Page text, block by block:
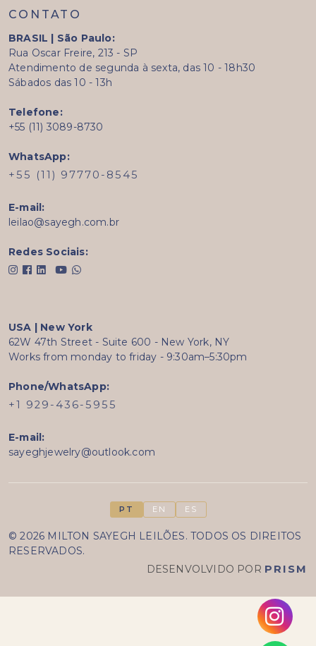
CONTATO
BRASIL | São Paulo:
Rua Oscar Freire, 213 - SP
Atendimento de segunda à sexta, das 10 - 18h30
Sábados das 10 - 13h
Telefone:
+55 (11) 3089-8730
WhatsApp:
+55 (11) 97770-8545
E-mail:
leilao@sayegh.com.br
Redes Sociais:
USA | New York
62W 47th Street - Suite 600 - New York, NY
Works from monday to friday - 9:30am–5:30pm
Phone/WhatsApp:
+1 929-436-5955
E-mail:
sayeghjewelry@outlook.com
PT EN ES
© 2026 MILTON SAYEGH LEILÕES. TODOS OS DIREITOS
RESERVADOS.
DESENVOLVIDO POR PRISM